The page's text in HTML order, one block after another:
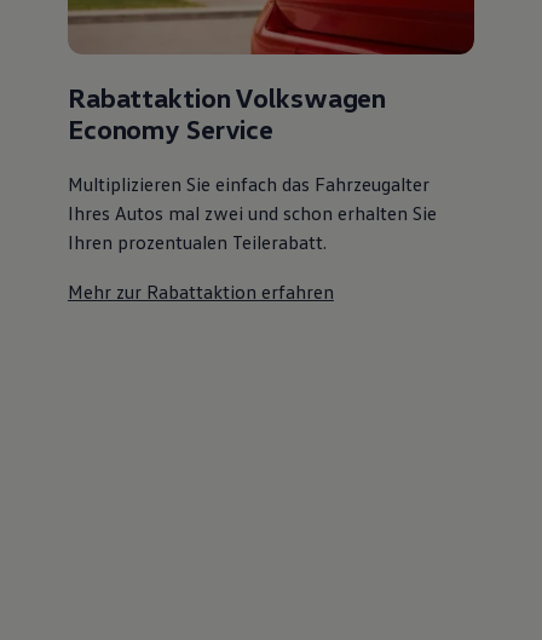
Rabattaktion Volkswagen
Economy Service
Multiplizieren Sie einfach das Fahrzeugalter
Ihres Autos mal zwei und schon erhalten Sie
Ihren prozentualen Teilerabatt.
Mehr zur Rabattaktion erfahren